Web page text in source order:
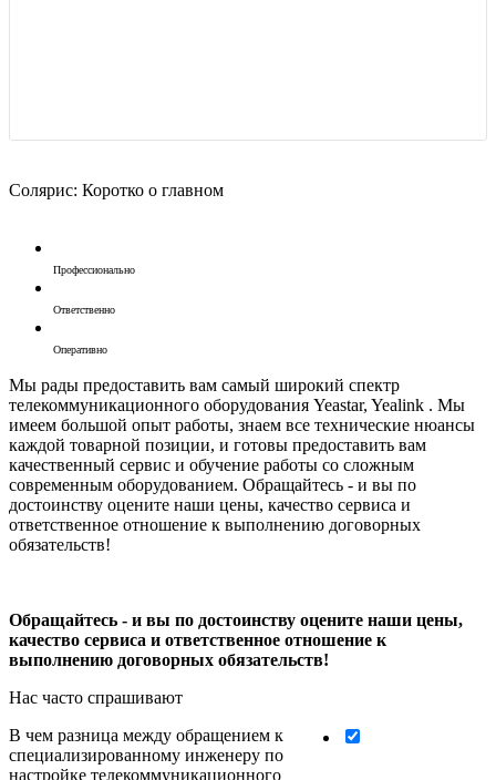
Солярис: Коротко о главном
Профессионально
Ответственно
Оперативно
Мы рады предоставить вам самый широкий спектр
телекоммуникационного оборудования Yeastar, Yealink . Мы
имеем большой опыт работы, знаем все технические нюансы
каждой товарной позиции, и готовы предоставить вам
качественный сервис и обучение работы со сложным
современным оборудованием. Обращайтесь - и вы по
достоинству оцените наши цены, качество сервиса и
ответственное отношение к выполнению договорных
обязательств!
Обращайтесь - и вы по достоинству оцените наши цены,
качество сервиса и ответственное отношение к
выполнению договорных обязательств!
Нас часто спрашивают
В чем разница между обращением к
специализированному инженеру по
настройке телекоммуникационного